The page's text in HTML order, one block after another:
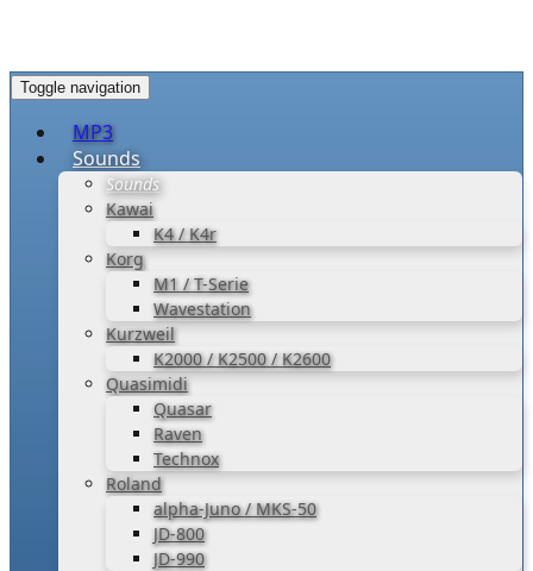
Toggle navigation
MP3
Sounds
Sounds
Kawai
K4 / K4r
Korg
M1 / T-Serie
Wavestation
Kurzweil
K2000 / K2500 / K2600
Quasimidi
Quasar
Raven
Technox
Roland
alpha-Juno / MKS-50
JD-800
JD-990